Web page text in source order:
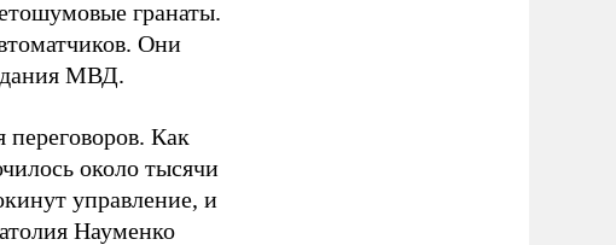
гранаты.
Они
МВД.
Как
около тысячи
управление, и
Науменко